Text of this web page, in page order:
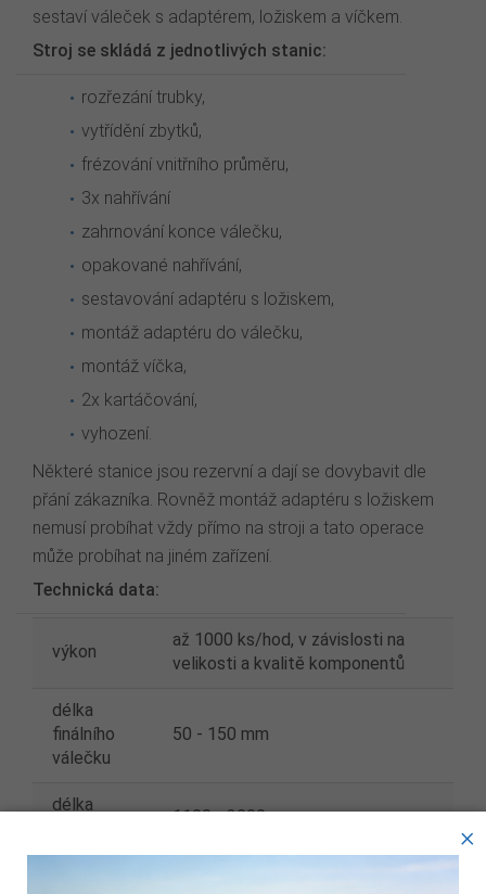
sestaví váleček s adaptérem, ložiskem a víčkem.
Stroj se skládá z jednotlivých stanic:
rozřezání trubky,
vytřídění zbytků,
frézování vnitřního průměru,
3x nahřívání
zahrnování konce válečku,
opakované nahřívání,
sestavování adaptéru s ložiskem,
montáž adaptéru do válečku,
montáž víčka,
2x kartáčování,
vyhození.
Některé stanice jsou rezervní a dají se dovybavit dle
přání zákazníka. Rovněž montáž adaptéru s ložiskem
nemusí probíhat vždy přímo na stroji a tato operace
může probíhat na jiném zařízení.
Technická data:
výkon
až 1000 ks/hod, v závislosti na
velikosti a kvalitě komponentů
délka
finálního
válečku
50 - 150 mm
délka
1100 - 3000 mm
×